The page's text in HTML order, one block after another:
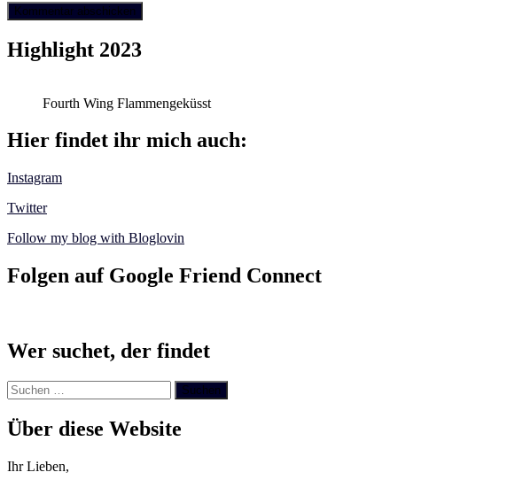
Highlight 2023
Fourth Wing Flammengeküsst
Hier findet ihr mich auch:
Instagram
Twitter
Follow my blog with Bloglovin
Folgen auf Google Friend Connect
Wer suchet, der findet
Suchen
nach:
Über diese Website
Ihr Lieben,